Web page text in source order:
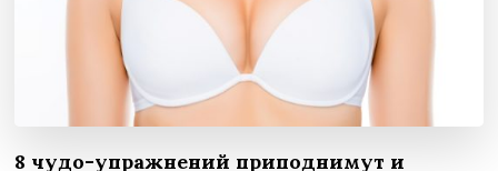
8 чудо-упражнений приподнимут и